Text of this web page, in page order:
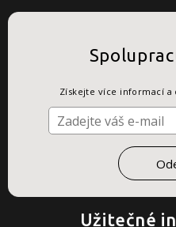
Užitečné
Získejte více informací